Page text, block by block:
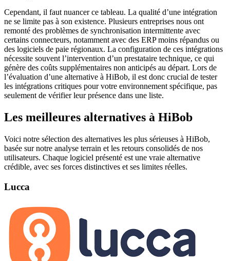
Cependant, il faut nuancer ce tableau. La qualité d’une intégration
ne se limite pas à son existence. Plusieurs entreprises nous ont
remonté des problèmes de synchronisation intermittente avec
certains connecteurs, notamment avec des ERP moins répandus ou
des logiciels de paie régionaux. La configuration de ces intégrations
nécessite souvent l’intervention d’un prestataire technique, ce qui
génère des coûts supplémentaires non anticipés au départ. Lors de
l’évaluation d’une alternative à HiBob, il est donc crucial de tester
les intégrations critiques pour votre environnement spécifique, pas
seulement de vérifier leur présence dans une liste.
Les meilleures alternatives à HiBob
Voici notre sélection des alternatives les plus sérieuses à HiBob,
basée sur notre analyse terrain et les retours consolidés de nos
utilisateurs. Chaque logiciel présenté est une vraie alternative
crédible, avec ses forces distinctives et ses limites réelles.
Lucca